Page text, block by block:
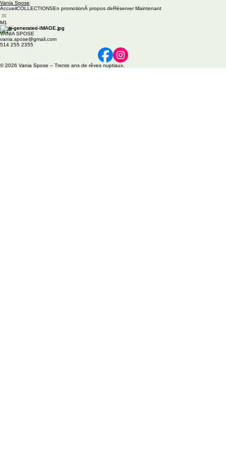
Vania Spose
AccueilCOLLECTIONSEn promotionÀ propos deRéserver Maintenant
M1
Back
VANIA SPOSE
vania.spose@gmail.com
514 255 2355
© 2026 Vania Spose – Trente ans de rêves nuptiaux.